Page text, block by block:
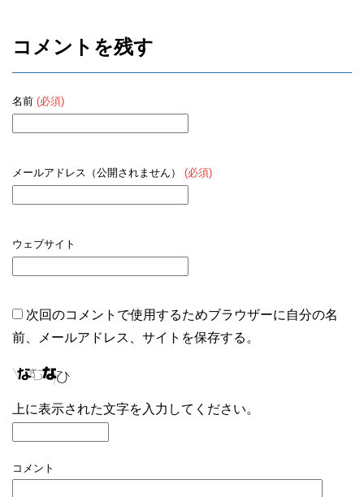
コメントを残す
名前 (必須)
メールアドレス（公開されません） (必須)
ウェブサイト
次回のコメントで使用するためブラウザーに自分の名
前、メールアドレス、サイトを保存する。
上に表示された文字を入力してください。
コメント